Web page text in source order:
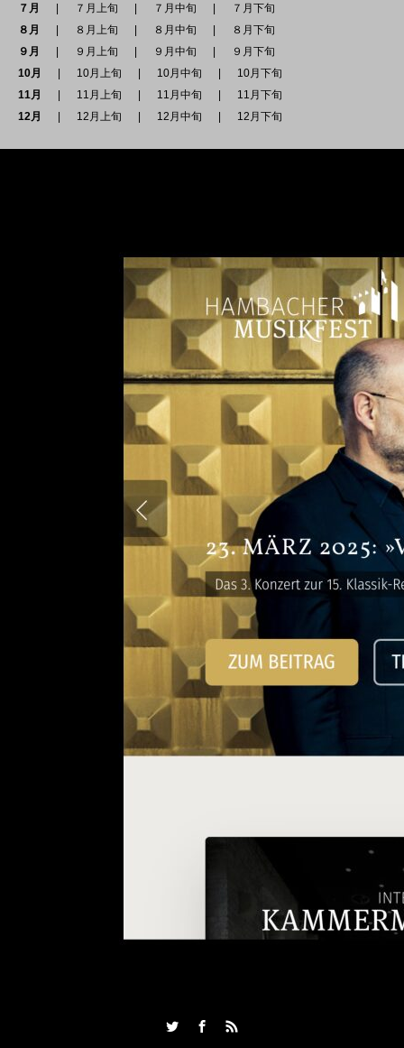
７月
７月上旬 ７月中旬
７月下旬
８月
８月上旬 ８月中旬
８月下旬
９月
９月上旬 ９月中旬
９月下旬
10月
10月上旬 10月中旬
10月下旬
11月
11月上旬 11月中旬
11月下旬
12月
12月上旬 12月中旬 12月下旬